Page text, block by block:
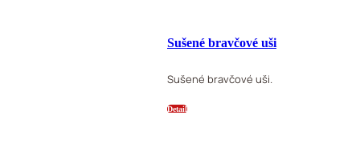
Sušené bravčové uši
Sušené bravčové uši.
Detail